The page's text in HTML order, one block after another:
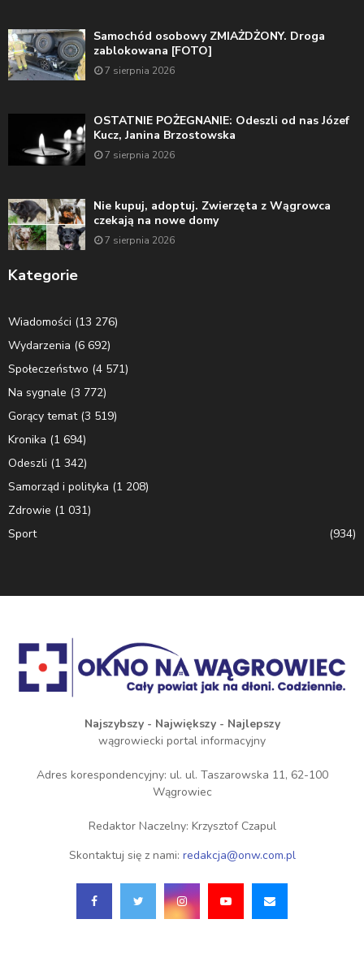
Samochód osobowy ZMIAŻDŻONY. Droga
zablokowana [FOTO]
7 sierpnia 2026
OSTATNIE POŻEGNANIE: Odeszli od nas Józef
Kucz, Janina Brzostowska
7 sierpnia 2026
Nie kupuj, adoptuj. Zwierzęta z Wągrowca
czekają na nowe domy
7 sierpnia 2026
Kategorie
Wiadomości (13 276)
Wydarzenia (6 692)
Społeczeństwo (4 571)
Na sygnale (3 772)
Gorący temat(3 519)
Kronika (1 694)
Odeszli (1 342)
Samorząd i polityka (1 208)
Zdrowie (1 031)
Sport
(934)
Najszybszy - Największy - Najlepszy
wągrowiecki portal informacyjny
Adres korespondencyjny: ul. ul. Taszarowska 11, 62-100
Wągrowiec
Redaktor Naczelny: Krzysztof Czapul
Skontaktuj się z nami: redakcja@onw.com.pl